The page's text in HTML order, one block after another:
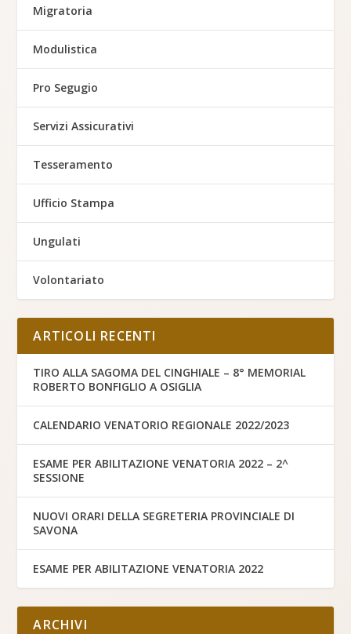
Migratoria
Modulistica
Pro Segugio
Servizi Assicurativi
Tesseramento
Ufficio Stampa
Ungulati
Volontariato
ARTICOLI RECENTI
TIRO ALLA SAGOMA DEL CINGHIALE – 8° MEMORIAL
ROBERTO BONFIGLIO A OSIGLIA
CALENDARIO VENATORIO REGIONALE 2022/2023
ESAME PER ABILITAZIONE VENATORIA 2022 – 2^
SESSIONE
NUOVI ORARI DELLA SEGRETERIA PROVINCIALE DI
SAVONA
ESAME PER ABILITAZIONE VENATORIA 2022
ARCHIVI